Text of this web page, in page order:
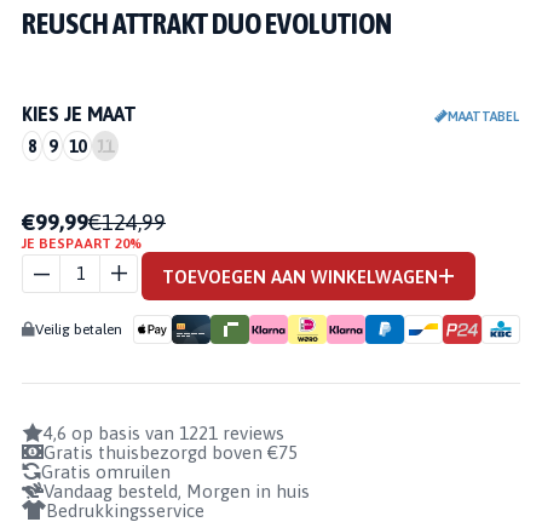
REUSCH ATTRAKT DUO EVOLUTION
KIES JE MAAT MAATTABEL
8 9 10 11
€99,99€124,99
JE BESPAART 20%
REUSCH
ATTRAKT
DUO
EVOLUTION
AANTAL
TOEVOEGEN AAN WINKELWAGEN
Veilig betalen
4,6 op basis van 1221 reviews
Gratis thuisbezorgd boven €75
Gratis omruilen
Vandaag besteld, Morgen in huis
Bedrukkingsservice